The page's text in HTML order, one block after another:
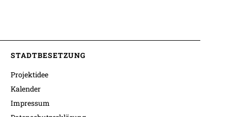
STADTBESETZUNG
Projektidee
Kalender
Impressum